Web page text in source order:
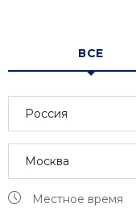
ВСЕ
Россия
Москва
Местное время